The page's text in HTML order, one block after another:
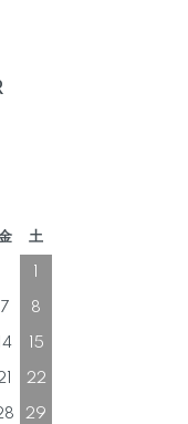
土
7 8
14 15
22
29